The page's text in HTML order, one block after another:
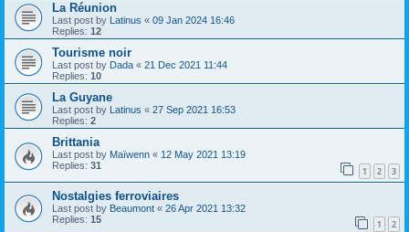
La Réunion
Last post by Latinus « 09 Jan 2024 16:46
Replies: 12
Tourisme noir
Last post by Dada « 21 Dec 2021 11:44
Replies: 10
La Guyane
Last post by Latinus « 27 Sep 2021 16:53
Replies: 2
Brittania
Last post by Maïwenn « 12 May 2021 13:19
Replies: 31 1 2 3
Nostalgies ferroviaires
Last post by Beaumont « 26 Apr 2021 13:32
Replies: 15 1 2